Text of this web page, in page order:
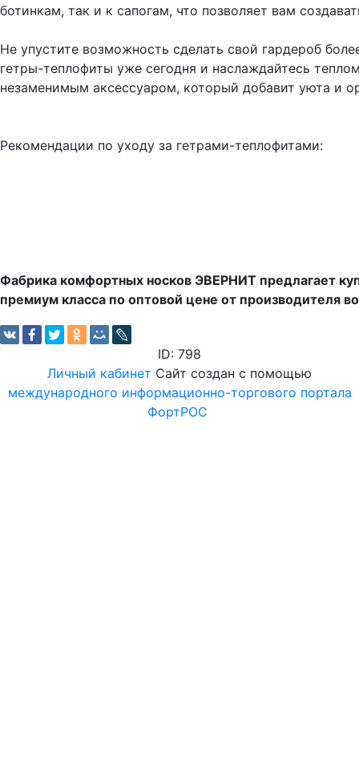
ботинкам, так и к сапогам, что позволяет вам
Не упустите возможность сделать свой гардероб
гетры-теплофиты уже сегодня и наслаждайтесь
незаменимым аксессуаром, который добавит уюта и
Рекомендации по уходу за гетрами-теплофитами:
Фабрика комфортных носков ЭВЕРНИТ предлагает
премиум класса по оптовой цене от производителя
ID: 798
Личный кабинет Сайт создан с помощью
международного информационно-торгового портала
ФортРОС